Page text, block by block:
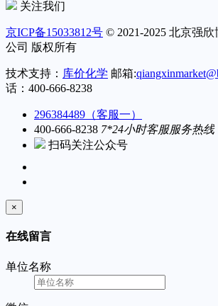
关注我们
京ICP备15033812号 © 2021-2025 北京强
公司 版权所有
技术支持： 库价化学 邮箱:
话：400-666-8238
296384489（客服一）
400-666-8238 7*24小时客服服务热线
扫码关注公众号
×
在线留言
单位名称